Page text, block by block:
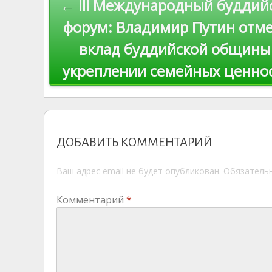
s
ni
ki
n
al
p
по
записям
← III Международный
форум: Владимир Путин
вклад буддийской
укреплении семейных
ДОБАВИТЬ КОММЕНТАРИЙ
Ваш адрес email не будет опубликован.
Комментарий *